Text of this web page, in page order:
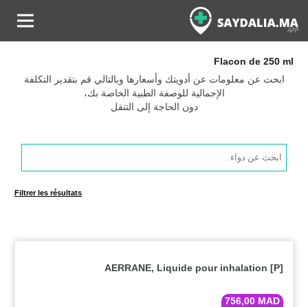
Flacon de 250 ml
ابحث عن معلومات عن أدويتك وأسعارها وبالتالي قم بتقدير التكلفة
الإجمالية للوصفة الطبية الخاصة بك،
دون الحاجة إلى التنقل
Products
search
Filtrer les résultats
AERRANE, Liquide pour inhalation [P]
756,00 MAD